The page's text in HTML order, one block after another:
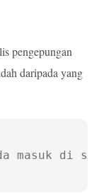
pengepungan
daripada yang
masuk di